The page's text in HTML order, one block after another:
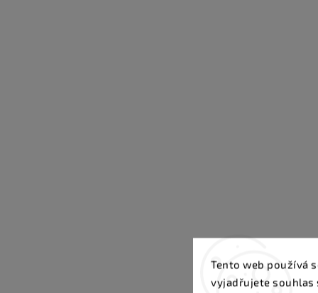
Tento web používá
vyjadřujete souhlas